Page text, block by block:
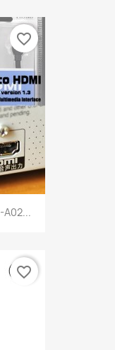
A02...
favorite_border
favorite_border